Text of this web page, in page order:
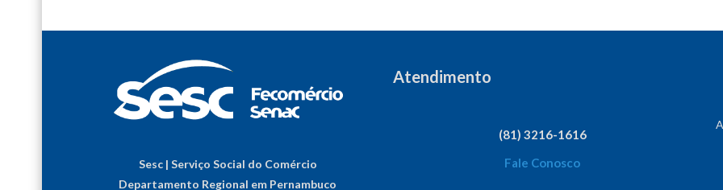
Sesc | Serviço Social do Comércio
Departamento Regional em Pernambuco
Atendimento
(81) 3216-1616
Fale Conosco